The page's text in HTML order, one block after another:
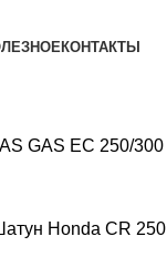
КОНТАКТЫ
Honda CR 250